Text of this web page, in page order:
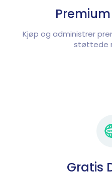
Kjøp og administrer
støttede
Gratis